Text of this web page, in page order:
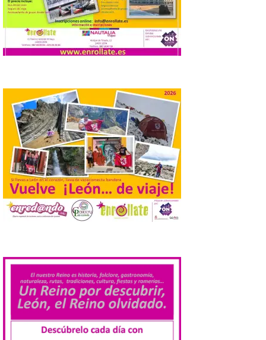
7 Ago 2026
El programa cultural
Salamanca Plazas y Patios
continúa este fin de
absoluto de “De indis. Por favor, firme
aquí”, una producción de la compañía
salmantina […]
Ciclo “Mujeres en la
Historia y la
Peregrinación”, en
Benavides de Órbigo.
7 Ago 2026
Conferencia de Victorina
“Va de Monjas”, de José
Fernando Cornejo. Apertura de una doble
exposición de fotografía. Este viernes, 7
de agosto, a las 20,00 horas, en el
auditorio de Benavides de […]